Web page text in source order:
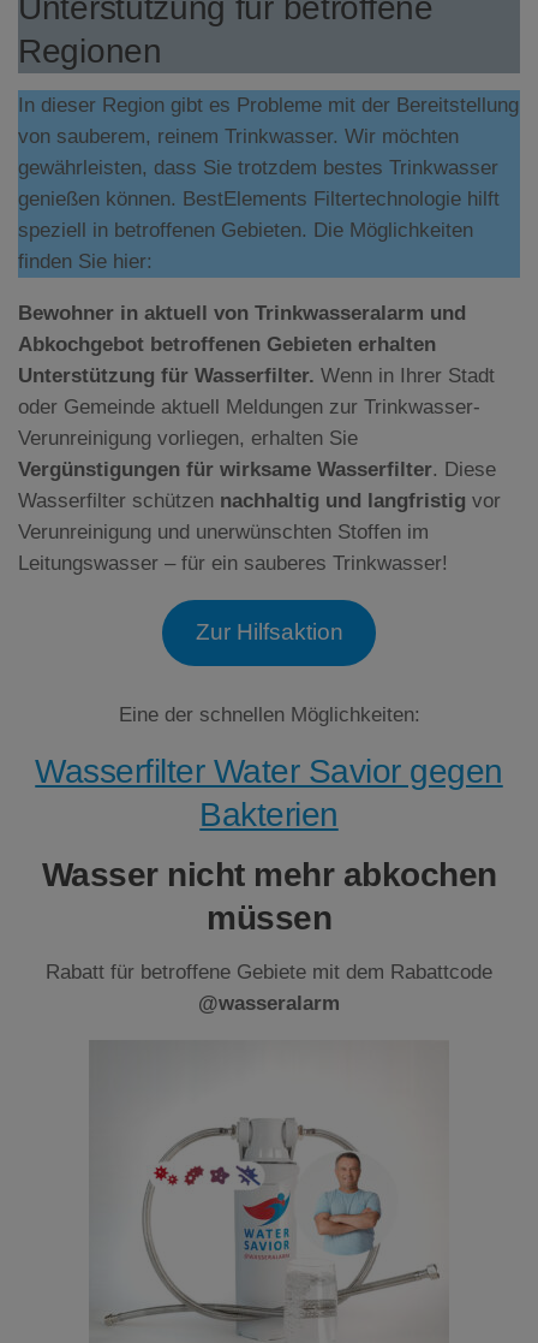
Unterstützung für betroffene
Regionen
In dieser Region gibt es Probleme mit der Bereitstellung
von sauberem, reinem Trinkwasser. Wir möchten
gewährleisten, dass Sie trotzdem bestes Trinkwasser
genießen können. BestElements Filtertechnologie hilft
speziell in betroffenen Gebieten. Die Möglichkeiten
finden Sie hier:
Bewohner in aktuell von Trinkwasseralarm und
Abkochgebot betroffenen Gebieten erhalten
Unterstützung für Wasserfilter. Wenn in Ihrer Stadt
oder Gemeinde aktuell Meldungen zur Trinkwasser-
Verunreinigung vorliegen, erhalten Sie
Vergünstigungen für wirksame Wasserfilter. Diese
Wasserfilter schützen nachhaltig und langfristig vor
Verunreinigung und unerwünschten Stoffen im
Leitungswasser – für ein sauberes Trinkwasser!
Zur Hilfsaktion
Eine der schnellen Möglichkeiten:
Wasserfilter Water Savior gegen
Bakterien
Wasser nicht mehr abkochen
müssen
Rabatt für betroffene Gebiete mit dem Rabattcode
@wasseralarm